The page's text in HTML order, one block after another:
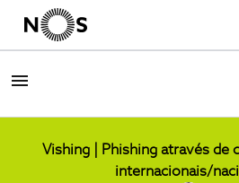
Vishing | Phishing através de
internacionais/